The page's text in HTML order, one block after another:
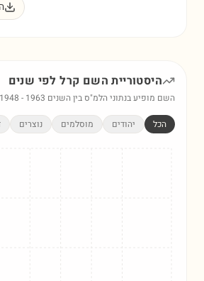
היסטוריית השם קרללפי שנים
השם מופיע בנתוני הלמ"ס בין השנים 1948 - 1963
הכל יהודים מוסלמים נוצרים